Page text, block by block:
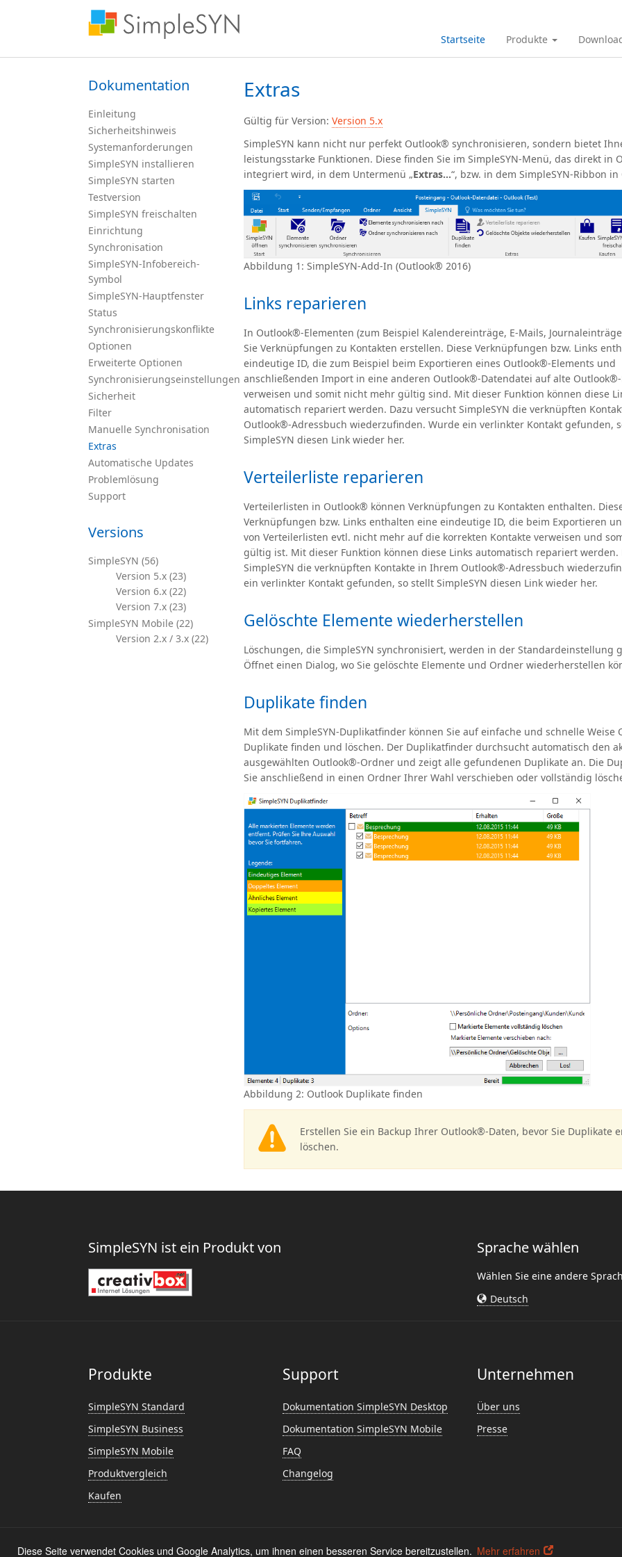
Diese Seite verwendet Cookies und Google Analytics, um ihnen einen besseren Service bereitzustellen. Mehr erfahren
Startseite Produkte
Dokumentation
Einleitung
Sicherheitshinweis
Systemanforderungen
SimpleSYN installieren
SimpleSYN starten
Testversion
SimpleSYN freischalten
Einrichtung
Synchronisation
SimpleSYN-Infobereich-
Symbol
SimpleSYN-Hauptfenster
Status
Synchronisierungskonflikte
Optionen
Erweiterte Optionen
Synchronisierungseinstellungen
Sicherheit
Filter
Manuelle Synchronisation
Extras
Automatische Updates
Problemlösung
Support
Versions
SimpleSYN (56)
Version 5.x (23)
Version 6.x (22)
Version 7.x (23)
SimpleSYN Mobile (22)
Version 2.x / 3.x (22)
Extras
Gültig für Version: Version 5.x
SimpleSYN kann nicht nur perfekt Outlook® synchronisieren, sondern bietet
leistungsstarke Funktionen. Diese finden Sie im SimpleSYN-Menü, das direkt in
integriert wird, in dem Untermenü „Extras…“, bzw. in dem SimpleSYN-Ribbon
Abbildung 1: SimpleSYN-Add-In (Outlook® 2016)
Links reparieren
In Outlook®-Elementen (zum Beispiel Kalendereinträge, E-Mails,
Sie Verknüpfungen zu Kontakten erstellen. Diese Verknüpfungen bzw. Links
eindeutige ID, die zum Beispiel beim Exportieren eines Outlook®-Elements und
anschließenden Import in eine anderen Outlook®-Datendatei auf alte
verweisen und somit nicht mehr gültig sind. Mit dieser Funktion können diese
automatisch repariert werden. Dazu versucht SimpleSYN die verknüpften
Outlook®-Adressbuch wiederzufinden. Wurde ein verlinkter Kontakt gefunden,
SimpleSYN diesen Link wieder her.
Verteilerliste reparieren
Verteilerlisten in Outlook® können Verknüpfungen zu Kontakten enthalten.
Verknüpfungen bzw. Links enthalten eine eindeutige ID, die beim Exportieren
von Verteilerlisten evtl. nicht mehr auf die korrekten Kontakte verweisen und
gültig ist. Mit dieser Funktion können diese Links automatisch repariert werden.
SimpleSYN die verknüpften Kontakte in Ihrem Outlook®-Adressbuch
ein verlinkter Kontakt gefunden, so stellt SimpleSYN diesen Link wieder her.
Gelöschte Elemente wiederherstellen
Löschungen, die SimpleSYN synchronisiert, werden in der Standardeinstellung
Öffnet einen Dialog, wo Sie gelöschte Elemente und Ordner wiederherstellen
Duplikate finden
Mit dem SimpleSYN-Duplikatfinder können Sie auf einfache und schnelle Weise
Duplikate finden und löschen. Der Duplikatfinder durchsucht automatisch den
ausgewählten Outlook®-Ordner und zeigt alle gefundenen Duplikate an. Die
Sie anschließend in einen Ordner Ihrer Wahl verschieben oder vollständig
Abbildung 2: Outlook Duplikate finden
Erstellen Sie ein Backup Ihrer Outlook®-Daten, bevor Sie Duplikate
löschen.
SimpleSYN ist ein Produkt von Sprache wählen
Wählen Sie eine andere
Deutsch
Produkte
SimpleSYN Standard
SimpleSYN Business
SimpleSYN Mobile
Produktvergleich
Kaufen
Support
Dokumentation SimpleSYN Desktop
Dokumentation SimpleSYN Mobile
FAQ
Changelog
Unternehmen
Über uns
Presse